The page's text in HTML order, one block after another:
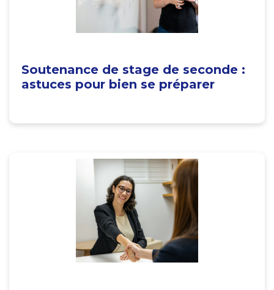
Soutenance de stage de seconde :
astuces pour bien se préparer